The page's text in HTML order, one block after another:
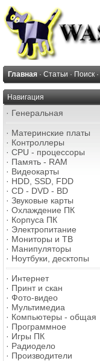
Главная · Статьи · Поиск ·
Навигация
· Генеральная
· Материнские платы
· Контроллеры
· CPU - процессоры
· Память - RAM
· Видеокарты
· HDD, SSD, FDD
· CD - DVD - BD
· Звуковые карты
· Охлаждение ПК
· Корпуса ПК
· Электропитание
· Мониторы и ТВ
· Манипуляторы
· Ноутбуки, десктопы
· Интернет
· Принт и скан
· Фото-видео
· Мультимедиа
· Компьютеры - общая
· Программное
· Игры ПК
· Радиодело
· Производители